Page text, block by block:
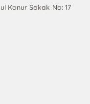
Konur Sokak No: 17